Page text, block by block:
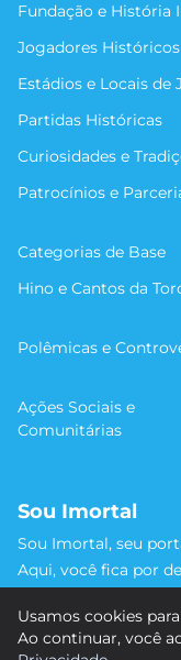
Fundação e História
Jogadores Históricos
Estádios e Locais de
Partidas Históricas
Curiosidades e
Patrocínios e
Categorias de Base
Hino e Cantos da
Polêmicas e
Ações Sociais e
Comunitárias
Sou Imortal
Sou Imortal, seu
Aqui, você fica por
detalhe da trajetória
#Grêmio
Usamos cookies
Ao continuar, você